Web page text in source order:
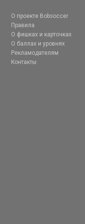
О проекте Bobsoccer
Правила
О фишках и карточках
О баллах и уровнях
Рекламодателям
Контакты